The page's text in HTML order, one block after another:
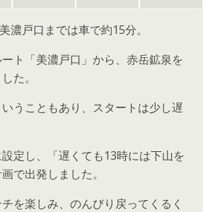
濃戸口までは車で約15分。
ト「美濃戸口」から、赤岳鉱泉を
た。
いうこともあり、スタートは少し遅
設定し、「遅くても13時には下山を
で出発しました。
を楽しみ、のんびり戻ってくるく